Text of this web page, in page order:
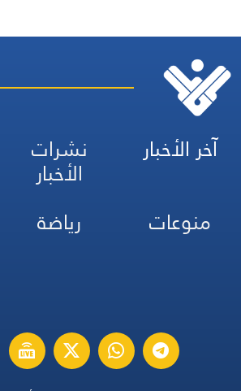
آخر الأخبار نشرات
الأخبار
منوعات
رياضة